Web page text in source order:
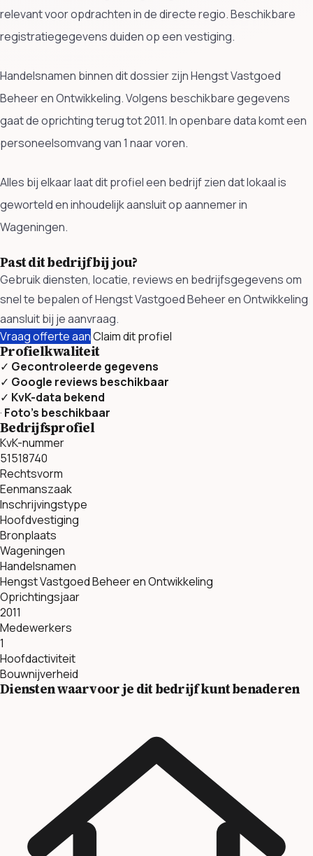
relevant voor opdrachten in de directe regio. Beschikbare
registratiegegevens duiden op een vestiging.
Handelsnamen binnen dit dossier zijn Hengst Vastgoed
Beheer en Ontwikkeling. Volgens beschikbare gegevens
gaat de oprichting terug tot 2011. In openbare data komt een
personeelsomvang van 1 naar voren.
Alles bij elkaar laat dit profiel een bedrijf zien dat lokaal is
geworteld en inhoudelijk aansluit op aannemer in
Wageningen.
Past dit bedrijf bij jou?
Gebruik diensten, locatie, reviews en bedrijfsgegevens om
snel te bepalen of Hengst Vastgoed Beheer en Ontwikkeling
aansluit bij je aanvraag.
Vraag offerte aanClaim dit profiel
Profielkwaliteit
✓ Gecontroleerde gegevens
✓ Google reviews beschikbaar
✓ KvK-data bekend
· Foto’s beschikbaar
Bedrijfsprofiel
KvK-nummer
51518740
Rechtsvorm
Eenmanszaak
Inschrijvingstype
Hoofdvestiging
Bronplaats
Wageningen
Handelsnamen
Hengst Vastgoed Beheer en Ontwikkeling
Oprichtingsjaar
2011
Medewerkers
1
Hoofdactiviteit
Bouwnijverheid
Diensten waarvoor je dit bedrijf kunt benaderen